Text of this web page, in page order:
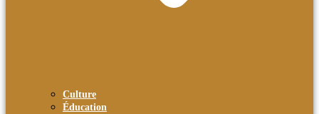
Culture
Éducation